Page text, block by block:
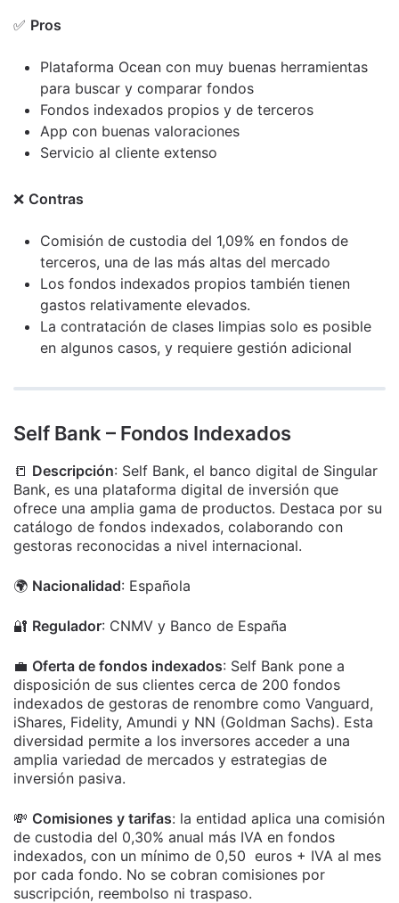
✅ Pros
Plataforma Ocean con muy buenas herramientas
para buscar y comparar fondos
Fondos indexados propios y de terceros
App con buenas valoraciones
Servicio al cliente extenso
❌ Contras
Comisión de custodia del 1,09% en fondos de
terceros, una de las más altas del mercado
Los fondos indexados propios también tienen
gastos relativamente elevados.
La contratación de clases limpias solo es posible
en algunos casos, y requiere gestión adicional
Self Bank – Fondos Indexados
📒 Descripción: Self Bank, el banco digital de Singular
Bank, es una plataforma digital de inversión que
ofrece una amplia gama de productos. Destaca por su
catálogo de fondos indexados, colaborando con
gestoras reconocidas a nivel internacional.
🌍 Nacionalidad: Española
🔐 Regulador: CNMV y Banco de España
💼 Oferta de fondos indexados: Self Bank pone a
disposición de sus clientes cerca de 200 fondos
indexados de gestoras de renombre como Vanguard,
iShares, Fidelity, Amundi y NN (Goldman Sachs). Esta
diversidad permite a los inversores acceder a una
amplia variedad de mercados y estrategias de
inversión pasiva.
💸 Comisiones y tarifas: la entidad aplica una comisión
de custodia del 0,30% anual más IVA en fondos
indexados, con un mínimo de 0,50 euros + IVA al mes
por cada fondo. No se cobran comisiones por
suscripción, reembolso ni traspaso.